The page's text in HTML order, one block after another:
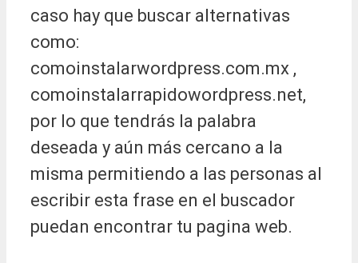
caso hay que buscar alternativas
como:
comoinstalarwordpress.com.mx ,
comoinstalarrapidowordpress.net,
por lo que tendrás la palabra
deseada y aún más cercano a la
misma permitiendo a las personas al
escribir esta frase en el buscador
puedan encontrar tu pagina web.